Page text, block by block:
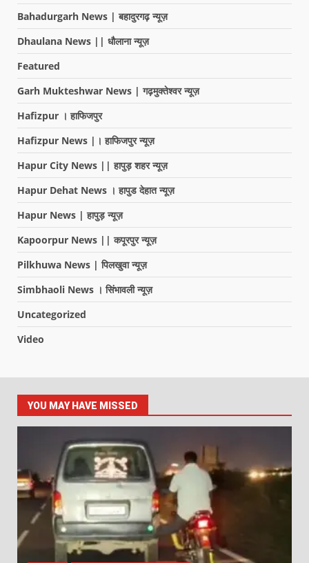
Bahadurgarh News | बहादुरगढ़ न्यूज़
Dhaulana News || धौलाना न्यूज़
Featured
Garh Mukteshwar News | गढ़मुक्तेश्वर न्यूज़
Hafizpur । हाफिजपुर
Hafizpur News |। हाफिजपुर न्यूज़
Hapur City News || हापुड़ शहर न्यूज़
Hapur Dehat News । हापुड देहात न्यूज़
Hapur News | हापुड़ न्यूज़
Kapoorpur News || कपूरपुर न्यूज़
Pilkhuwa News | पिलखुवा न्यूज़
Simbhaoli News । सिंभावली न्यूज़
Uncategorized
Video
YOU MAY HAVE MISSED